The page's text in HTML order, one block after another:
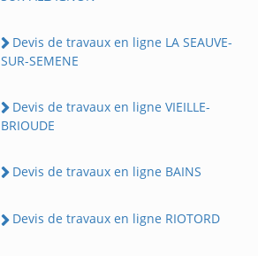
Devis de travaux en ligne LA SEAUVE-
SUR-SEMENE
Devis de travaux en ligne VIEILLE-
BRIOUDE
Devis de travaux en ligne BAINS
Devis de travaux en ligne RIOTORD